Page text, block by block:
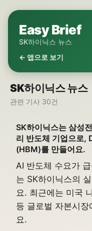
Easy Brief
SK하이닉스 뉴스
← 앱으로 보기
SK하이닉스 뉴스
관련 기사 30건
SK하이닉스는 삼성
리 반도체 기업으로,
(HBM)를 만들어요.
AI 반도체 수요가
는 SK하이닉스의
요. 최근에는 미국
등 글로벌 자본시
요.